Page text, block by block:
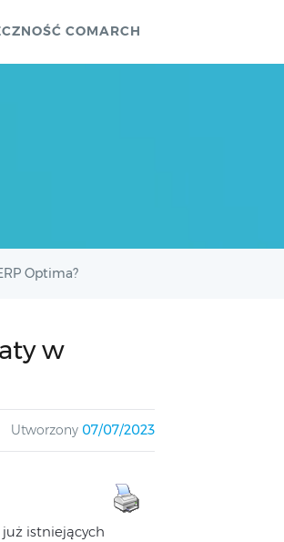
COMARCH
Optima?
w
Utworzony 07/07/2023
istniejących